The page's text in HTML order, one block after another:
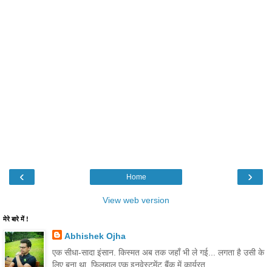
‹ ›
Home
View web version
मेरे बारे में !
Abhishek Ojha
एक सीधा-सादा इंसान. किस्मत अब तक जहाँ भी ले गई... लगता है उसी के
लिए बना था. फिलहाल एक इनवेस्टमेंट बैंक में कार्यरत.